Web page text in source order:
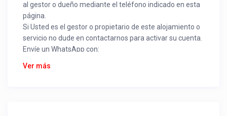
al gestor o dueño mediante el teléfono indicado en esta
página.
Si Usted es el gestor o propietario de este alojamiento o
servicio no dude en contactarnos para activar su cuenta.
Envíe un WhatsApp con:
Nombre alojamiento o servicio
Ver más